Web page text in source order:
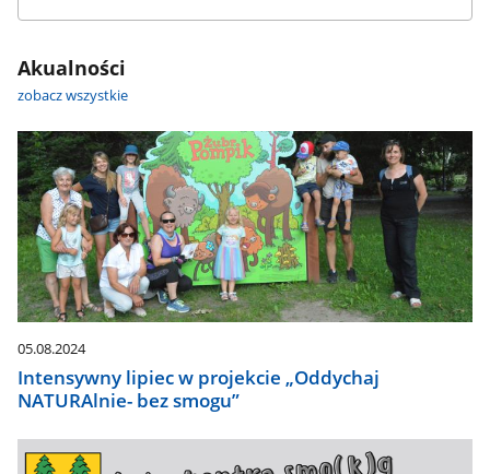
Akualności
zobacz wszystkie
05.08.2024
Intensywny lipiec w projekcie „Oddychaj
NATURAlnie- bez smogu”